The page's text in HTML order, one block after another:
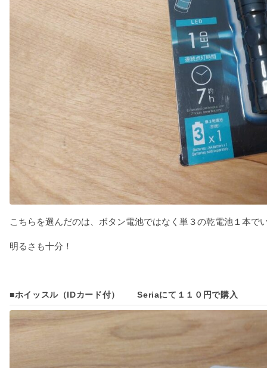
こちらを選んだのは、ボタン電池ではなく単３の乾電池１本で
明るさも十分！
■ホイッスル（IDカード付） Seriaにて１１０円で購入